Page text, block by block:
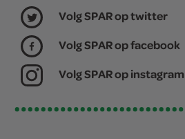
Volg SPAR op twitter
Volg SPAR op facebook
Volg SPAR op instagram